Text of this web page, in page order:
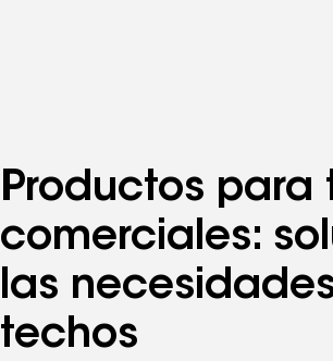
Productos para
comerciales:
las
techos